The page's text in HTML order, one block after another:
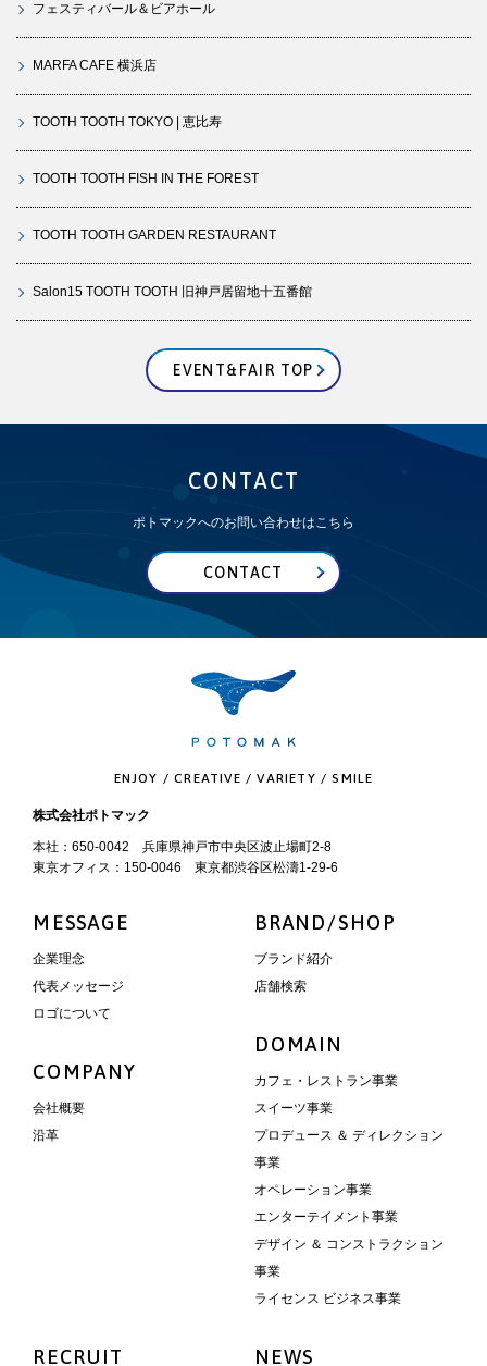
フェスティバール＆ビアホール
MARFA CAFE 横浜店
TOOTH TOOTH TOKYO | 恵比寿
TOOTH TOOTH FISH IN THE FOREST
TOOTH TOOTH GARDEN RESTAURANT
Salon15 TOOTH TOOTH 旧神戸居留地十五番館
EVENT&FAIR TOP
CONTACT
ポトマックへのお問い合わせはこちら
CONTACT
ENJOY / CREATIVE / VARIETY / SMILE
株式会社ポトマック
本社：650-0042 兵庫県神戸市中央区波止場町2-8
東京オフィス：150-0046 東京都渋谷区松濤1-29-6
MESSAGE
企業理念
代表メッセージ
ロゴについて
COMPANY
会社概要
沿革
BRAND/SHOP
ブランド紹介
店舗検索
DOMAIN
カフェ・レストラン事業
スイーツ事業
プロデュース ＆ ディレクション
事業
オペレーション事業
エンターテイメント事業
デザイン ＆ コンストラクション
事業
ライセンス ビジネス事業
RECRUIT NEWS